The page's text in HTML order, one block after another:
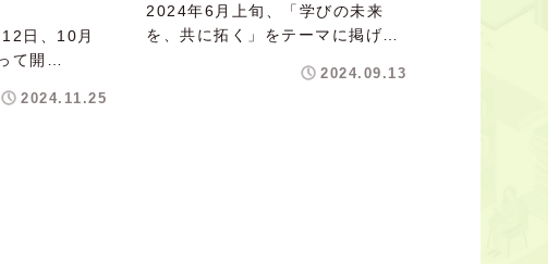
日、10月
て開…
2024.11.25
2024年6月上旬、「学びの未来
を、共に拓く」をテーマに掲げ…
2024.09.13